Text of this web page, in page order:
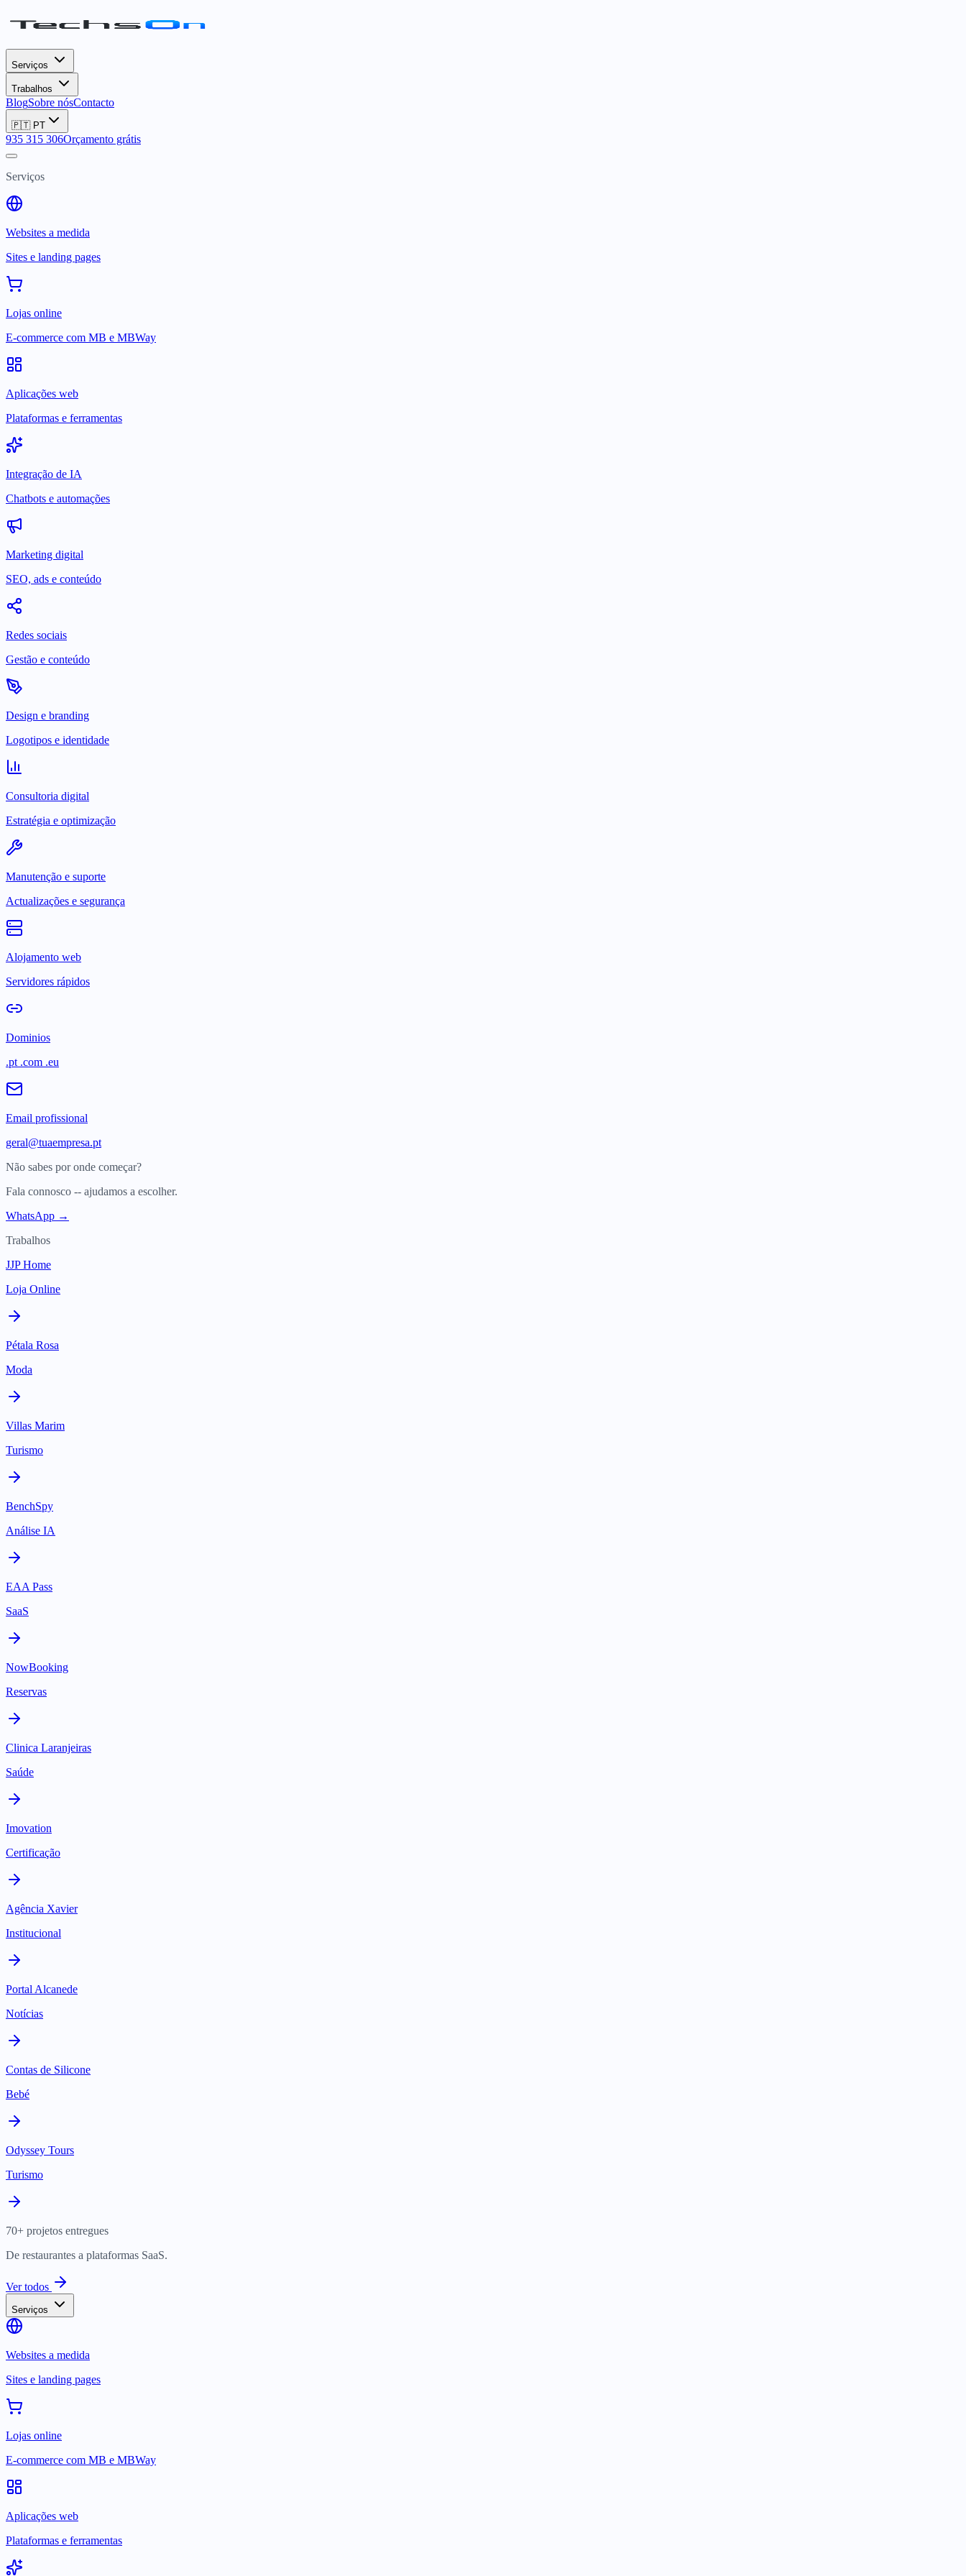
Serviços
Trabalhos
BlogSobre nósContacto
🇵🇹 PT
935 315 306Orçamento grátis
Serviços
Websites a medida
Sites e landing pages
Lojas online
E-commerce com MB e MBWay
Aplicações web
Plataformas e ferramentas
Integração de IA
Chatbots e automações
Marketing digital
SEO, ads e conteúdo
Redes sociais
Gestão e conteúdo
Design e branding
Logotipos e identidade
Consultoria digital
Estratégia e optimização
Manutenção e suporte
Actualizações e segurança
Alojamento web
Servidores rápidos
Dominios
.pt .com .eu
Email profissional
geral@tuaempresa.pt
Não sabes por onde começar?
Fala connosco -- ajudamos a escolher.
WhatsApp →
Trabalhos
JJP Home
Loja Online
Pétala Rosa
Moda
Villas Marim
Turismo
BenchSpy
Análise IA
EAA Pass
SaaS
NowBooking
Reservas
Clinica Laranjeiras
Saúde
Imovation
Certificação
Agência Xavier
Institucional
Portal Alcanede
Notícias
Contas de Silicone
Bebé
Odyssey Tours
Turismo
70+ projetos entregues
De restaurantes a plataformas SaaS.
Ver todos
Serviços
Websites a medida
Sites e landing pages
Lojas online
E-commerce com MB e MBWay
Aplicações web
Plataformas e ferramentas